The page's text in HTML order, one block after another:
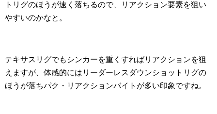
トリグのほうが速く落ちるので、リアクション要素を狙い
やすいのかなと。
テキサスリグでもシンカーを重くすればリアクションを狙
えますが、体感的にはリーダーレスダウンショットリグの
ほうが落ちパク・リアクションバイトが多い印象ですね。